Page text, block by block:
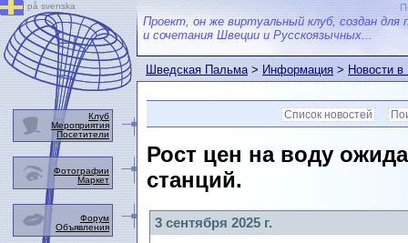
Проект, он же виртуальный клуб, создан для
и сочетания Швеции и Русскоязычных...
Шведская Пальма>Информация>Новости
Список новостей
Рост цен на воду
станций.
3 сентября 2025 г.
på svenska
Клуб
Мероприятия
Посетители
Фотографии
Маркет
Форум
Объявления